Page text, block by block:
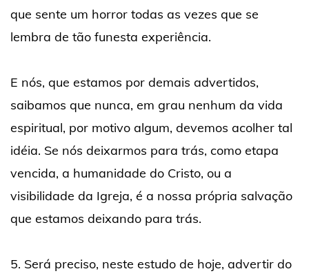
que sente um horror todas as vezes que se
lembra de tão funesta experiência.
E nós, que estamos por demais advertidos,
saibamos que nunca, em grau nenhum da vida
espiritual, por motivo algum, devemos acolher tal
idéia. Se nós deixarmos para trás, como etapa
vencida, a humanidade do Cristo, ou a
visibilidade da Igreja, é a nossa própria salvação
que estamos deixando para trás.
5. Será preciso, neste estudo de hoje, advertir do